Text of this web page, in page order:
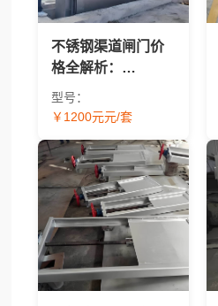
不锈钢渠道闸门价
格全解析：
BQZM/QZM/CBZ/304/
太阳能型号报价对
南
型号：
￥1200元元/套